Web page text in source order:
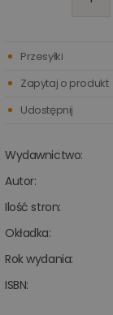
Wydawnictwo:
Autor:
Ilość stron:
Okładka:
Rok wydania:
ISBN:
Przesyłki
Zapytaj o produkt
Udostępnij